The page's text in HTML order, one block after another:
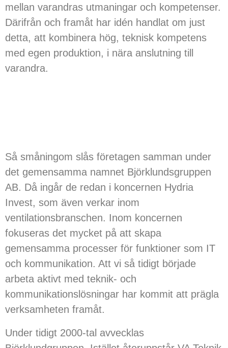
mellan varandras utmaningar och kompetenser.
Därifrån och framåt har idén handlat om just
detta, att kombinera hög, teknisk kompetens
med egen produktion, i nära anslutning till
varandra.
Så småningom slås företagen samman under
det gemensamma namnet Björklundsgruppen
AB. Då ingår de redan i koncernen Hydria
Invest, som även verkar inom
ventilationsbranschen. Inom koncernen
fokuseras det mycket på att skapa
gemensamma processer för funktioner som IT
och kommunikation. Att vi så tidigt började
arbeta aktivt med teknik- och
kommunikationslösningar har kommit att prägla
verksamheten framåt.
Under tidigt 2000-tal avvecklas